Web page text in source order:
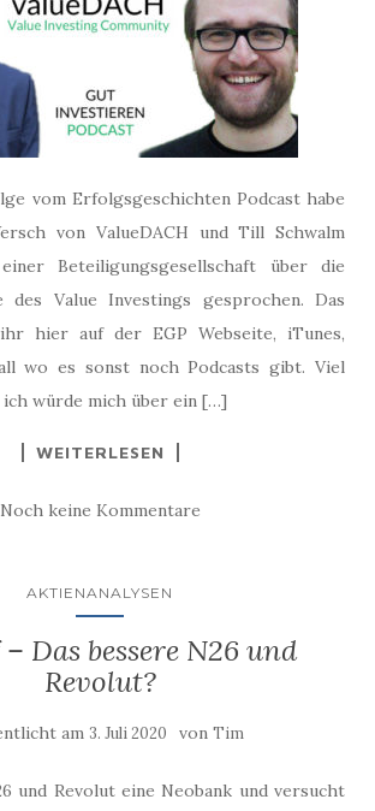
vom Erfolgsgeschichten Podcast habe
von ValueDACH und Till Schwalm
Beteiligungsgesellschaft über die
des Value Investings gesprochen. Das
hier auf der EGP Webseite, iTunes,
wo es sonst noch Podcasts gibt. Viel
ich würde mich über ein […]
WEITERLESEN
Noch keine Kommentare
AKTIENANALYSEN
Das bessere N26 und
Revolut?
am 3. Juli 2020 von Tim
und Revolut eine Neobank und versucht